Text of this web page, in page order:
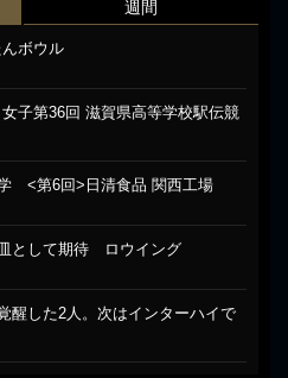
ボウル
女子第36回 滋賀県高等学校駅伝競
<第6回>日清食品 関西工場
として期待 ロウイング
醒した2人。次はインターハイで
週間